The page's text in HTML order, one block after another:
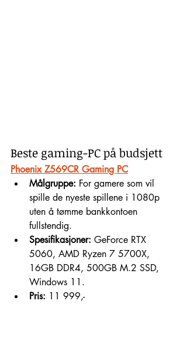
Beste gaming-PC på budsjett
Phoenix Z569CR Gaming PC
Målgruppe: For gamere som vil
spille de nyeste spillene i 1080p
uten å tømme bankkontoen
fullstendig.
Spesifikasjoner: GeForce RTX
5060, AMD Ryzen 7 5700X,
16GB DDR4, 500GB M.2 SSD,
Windows 11.
Pris: 11 999,-